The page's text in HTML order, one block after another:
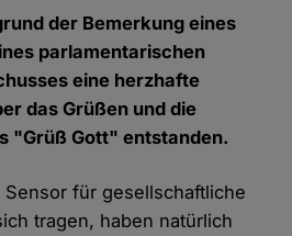
der Bemerkung eines
parlamentarischen
eine herzhafte
das Grüßen und die
"Grüß Gott" entstanden.
für gesellschaftliche
tragen, haben natürlich